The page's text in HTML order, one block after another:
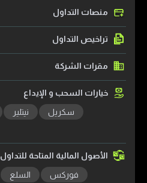
منصات التداول
تراخيص التداول
مقرات الشركة
خيارات السحب و الإيداع
سكريل نيتلير
الأصول المالية المتاحة للتداول
فوركس السلع